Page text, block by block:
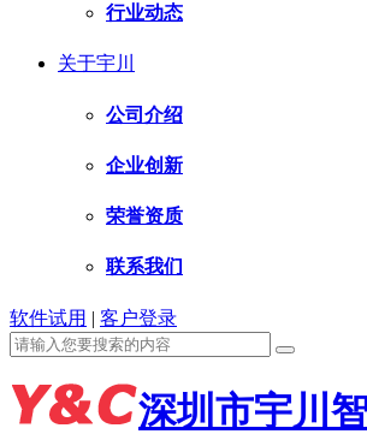
行业动态
关于宇川
公司介绍
企业创新
荣誉资质
联系我们
软件试用 | 客户登录
深圳市宇川